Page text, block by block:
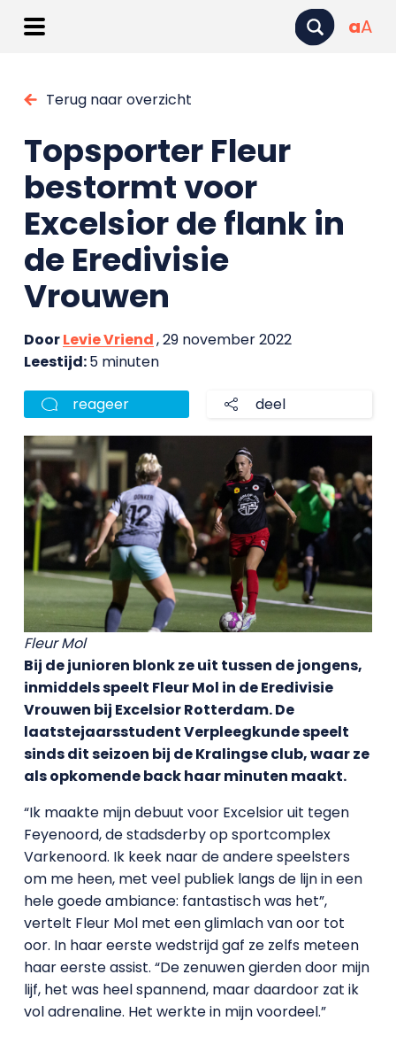
aA
Terug naar overzicht
Topsporter Fleur
bestormt voor
Excelsior de flank in
de Eredivisie
Vrouwen
DoorLevie Vriend, 29 november 2022
Leestijd:5 minuten
reageer deel
Fleur Mol
Bij de junioren blonk ze uit tussen de jongens,
inmiddels speelt Fleur Mol in de Eredivisie
Vrouwen bij Excelsior Rotterdam. De
laatstejaarsstudent Verpleegkunde speelt
sinds dit seizoen bij de Kralingse club, waar ze
als opkomende back haar minuten maakt.
“Ik maakte mijn debuut voor Excelsior uit tegen
Feyenoord, de stadsderby op sportcomplex
Varkenoord. Ik keek naar de andere speelsters
om me heen, met veel publiek langs de lijn in een
hele goede ambiance: fantastisch was het”,
vertelt Fleur Mol met een glimlach van oor tot
oor. In haar eerste wedstrijd gaf ze zelfs meteen
haar eerste assist. “De zenuwen gierden door mijn
lijf, het was heel spannend, maar daardoor zat ik
vol adrenaline. Het werkte in mijn voordeel.”